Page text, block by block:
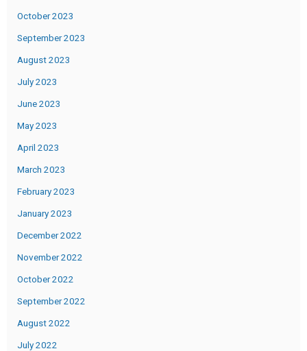
October 2023
September 2023
August 2023
July 2023
June 2023
May 2023
April 2023
March 2023
February 2023
January 2023
December 2022
November 2022
October 2022
September 2022
August 2022
July 2022